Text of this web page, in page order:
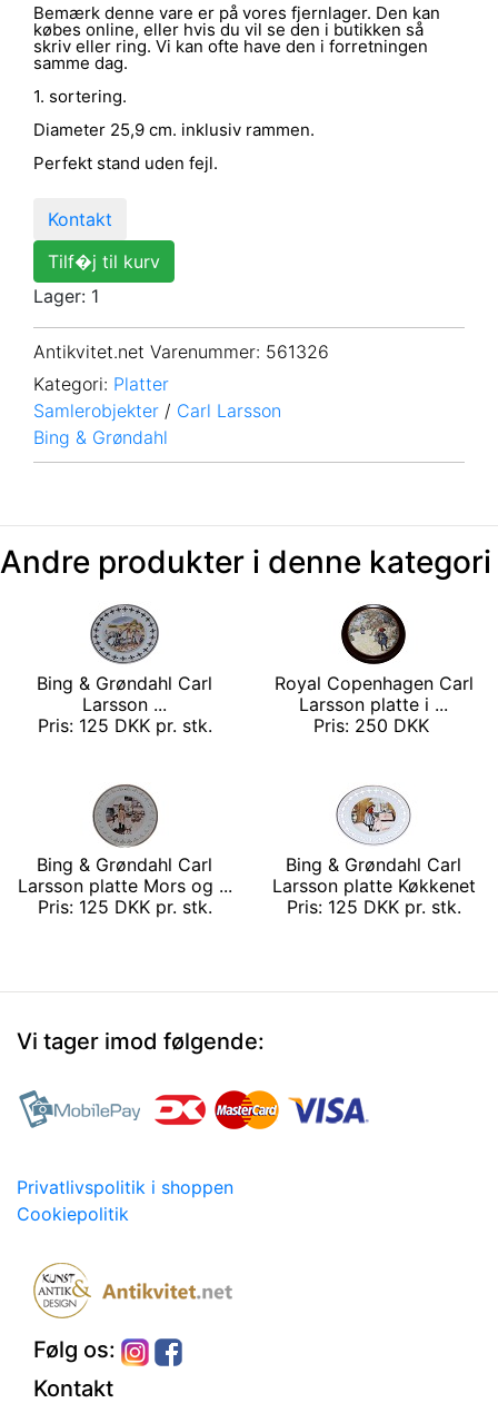
Bemærk denne vare er på vores fjernlager. Den kan
købes online, eller hvis du vil se den i butikken så
skriv eller ring. Vi kan ofte have den i forretningen
samme dag.
1. sortering.
Diameter 25,9 cm. inklusiv rammen.
Perfekt stand uden fejl.
Kontakt
Tilf�j til kurv
Lager: 1
Antikvitet.net Varenummer: 561326
Kategori: Platter
Samlerobjekter / Carl Larsson
Bing & Grøndahl
Andre produkter i denne kategori
Bing & Grøndahl Carl
Larsson ...
Pris: 125 DKK pr. stk.
Royal Copenhagen Carl
Larsson platte i ...
Pris: 250 DKK
Bing & Grøndahl Carl
Larsson platte Mors og ...
Pris: 125 DKK pr. stk.
Bing & Grøndahl Carl
Larsson platte Køkkenet
Pris: 125 DKK pr. stk.
Vi tager imod følgende:
Privatlivspolitik i shoppen
Cookiepolitik
Følg os:
Kontakt